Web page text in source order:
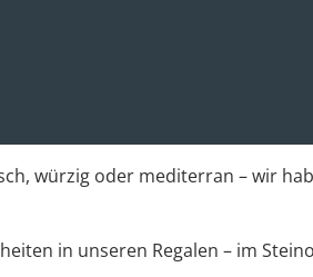
würzig oder mediterran – wir
in unseren Regalen – im